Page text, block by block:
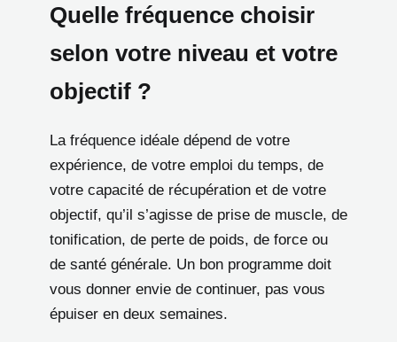
Quelle fréquence choisir
selon votre niveau et votre
objectif ?
La fréquence idéale dépend de votre
expérience, de votre emploi du temps, de
votre capacité de récupération et de votre
objectif, qu’il s’agisse de prise de muscle, de
tonification, de perte de poids, de force ou
de santé générale. Un bon programme doit
vous donner envie de continuer, pas vous
épuiser en deux semaines.